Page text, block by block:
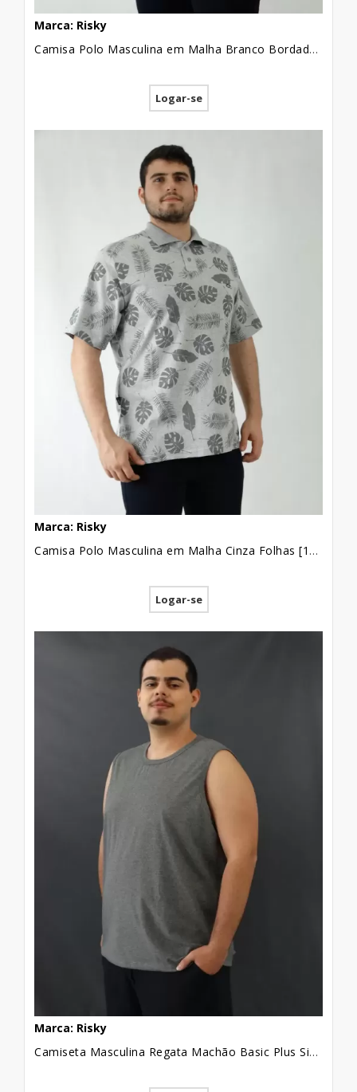
Marca: Risky
Camisa Polo Masculina em Malha Branco Bordado [1907194]
Logar-se
Marca: Risky
Camisa Polo Masculina em Malha Cinza Folhas [1907192]
Logar-se
Marca: Risky
Camiseta Masculina Regata Machão Basic Plus Size Cinza [2010129]